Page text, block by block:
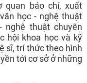
quan báo chí, xuất
học - nghệ thuật
thuật chuyên
hội khoa học và kỹ
sĩ, trí thức theo hình
tới cơ sở ở những